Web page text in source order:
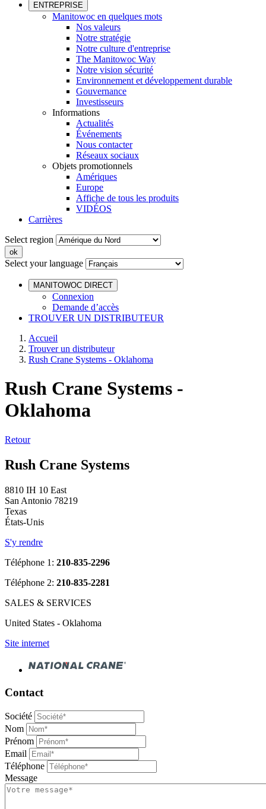
ENTREPRISE
Manitowoc en quelques mots
Nos valeurs
Notre stratégie
Notre culture d'entreprise
The Manitowoc Way
Notre vision sécurité
Environnement et développement durable
Gouvernance
Investisseurs
Informations
Actualités
Événements
Nous contacter
Réseaux sociaux
Objets promotionnels
Amériques
Europe
Affiche de tous les produits
VIDÉOS
Carrières
Select region
Select your language
MANITOWOC DIRECT
Connexion
Demande d’accès
TROUVER UN DISTRIBUTEUR
Accueil
Trouver un distributeur
Rush Crane Systems - Oklahoma
Rush Crane Systems -
Oklahoma
Retour
Rush Crane Systems
8810 IH 10 East
San Antonio 78219
Texas
États-Unis
S'y rendre
Téléphone 1: 210-835-2296
Téléphone 2: 210-835-2281
SALES & SERVICES
United States - Oklahoma
Site internet
Contact
Société
Nom
Prénom
Email
Téléphone
Message